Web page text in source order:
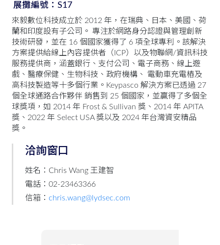
展攤編號：S17
來毅數位科技成立於 2012 年，在瑞典、日本、美國、荷
蘭和印度設有子公司。 專注於網路身分認證與管理創新
技術研發，並在 16 個國家獲得了 6 項全球專利。該解決
方案提供給線上內容提供者（ICP）以及物聯網/資訊科技
服務提供商，涵蓋銀行、支付公司、電子商務、線上遊
戲、醫療保健、生物科技、政府機構、 電動車充電樁及
高科技製造等十多個行業。Keypasco 解決方案已透過 27
個全球通路合作夥伴 銷售到 25 個國家，並贏得了多個全
球獎項，如 2014 年 Frost & Sullivan 獎、2014 年 APITA
獎、2022 年 Select USA 獎以及 2024 年台灣資安精品
獎。
洽詢窗口
姓名：Chris Wang 王建智
電話：02-23463366
信箱： chris.wang@lydsec.com